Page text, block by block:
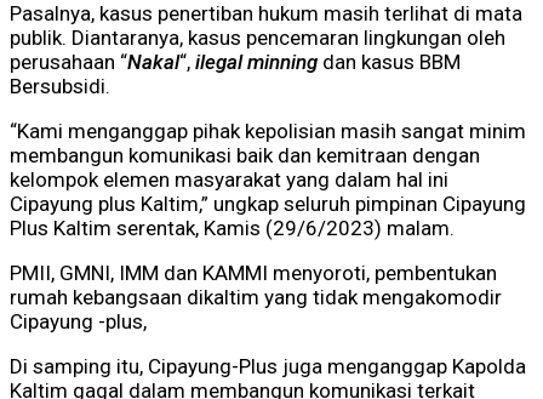
Pasalnya, kasus penertiban hukum masih terlihat di mata
publik. Diantaranya, kasus pencemaran lingkungan oleh
perusahaan “Nakal“, ilegal minning dan kasus BBM
Bersubsidi.
“Kami menganggap pihak kepolisian masih sangat minim
membangun komunikasi baik dan kemitraan dengan
kelompok elemen masyarakat yang dalam hal ini
Cipayung plus Kaltim,” ungkap seluruh pimpinan Cipayung
Plus Kaltim serentak, Kamis (29/6/2023) malam.
PMII, GMNI, IMM dan KAMMI menyoroti, pembentukan
rumah kebangsaan dikaltim yang tidak mengakomodir
Cipayung -plus,
Di samping itu, Cipayung-Plus juga menganggap Kapolda
Kaltim gagal dalam membangun komunikasi terkait